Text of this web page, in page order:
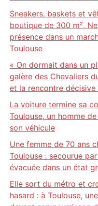
Sneakers, baskets et
boutique de 300 m²,
présence dans un
Toulouse
« On dormait dans un
galère des Chevaliers
et la rencontre
La voiture termine sa
Toulouse, un homme
son véhicule
Une femme de 70 ans
Toulouse : secourue
évacuée dans un état
Elle sort du métro et
hasard : à Toulouse,